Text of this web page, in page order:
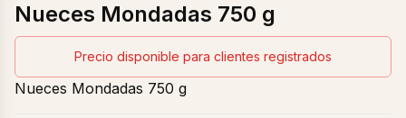
Nueces Mondadas 750 g
Precio disponible para clientes registrados
Nueces Mondadas 750 g